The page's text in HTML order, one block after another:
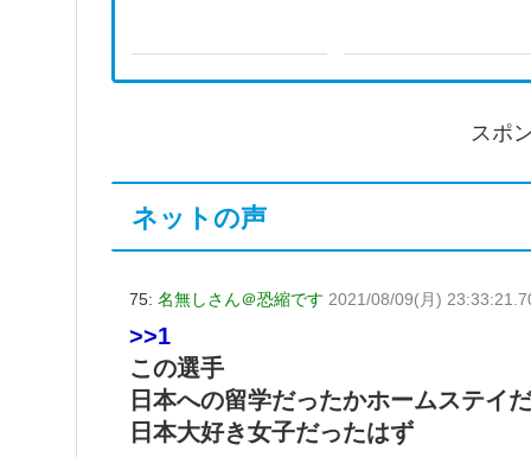
スポ
ネットの声
75: 名無しさん＠恐縮です 2021/08/09(月)
>>1
この選手
日本への留学だったかホームステイ
日本大好き女子だったはず